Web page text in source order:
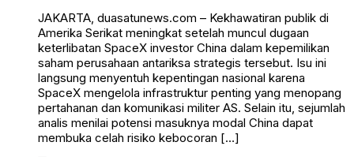
JAKARTA, duasatunews.com – Kekhawatiran publik di
Amerika Serikat meningkat setelah muncul dugaan
keterlibatan SpaceX investor China dalam kepemilikan
saham perusahaan antariksa strategis tersebut. Isu ini
langsung menyentuh kepentingan nasional karena
SpaceX mengelola infrastruktur penting yang menopang
pertahanan dan komunikasi militer AS. Selain itu, sejumlah
analis menilai potensi masuknya modal China dapat
membuka celah risiko kebocoran […]